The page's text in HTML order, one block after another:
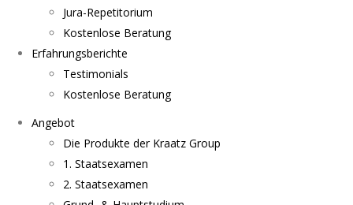
Jura-Repetitorium
Kostenlose Beratung
Erfahrungsberichte
Testimonials
Kostenlose Beratung
Angebot
Die Produkte der Kraatz Group
1. Staatsexamen
2. Staatsexamen